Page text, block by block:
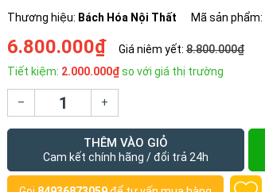
Thương hiệu: Bách Hóa Nội Thất Mã sản phẩm:
6.800.000₫ Giá niêm yết: 8.800.000₫
Tiết kiệm: 2.000.000₫so với giá thị trường
– +
THÊM VÀO GIỎ
Cam kết chính hãng / đổi trả 24h